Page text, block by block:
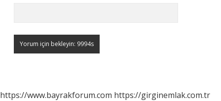
https://www.bayrakforum.com https://girginemlak.com.tr